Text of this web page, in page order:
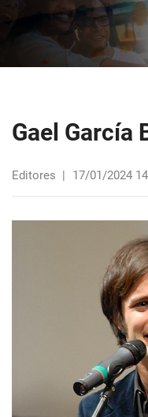
Gael García
Editores | 17/01/2024